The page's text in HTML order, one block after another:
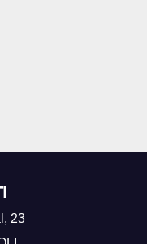
23